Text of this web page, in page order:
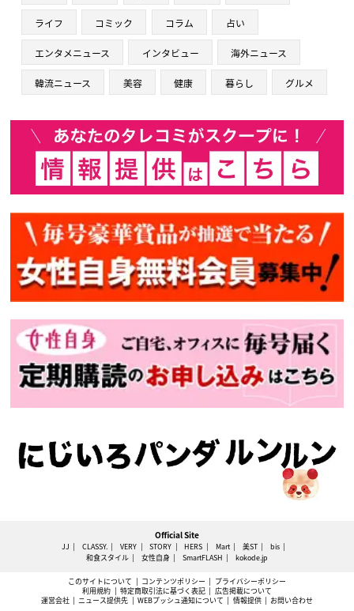
ライフ コミック コラム 占い
エンタメニュース インタビュー 海外ニュース
韓流ニュース 美容 健康 暮らし グルメ
Official Site
JJ CLASSY. VERY STORY HERS Mart 美ST
bis
和食スタイル
女性自身 SmartFLASH kokode.jp
このサイトについて コンテンツポリシー
プライバシーポリシー
利用規約
特定商取引法に基づく表記
広告掲載について
運営会社
ニュース提供先 WEBプッシュ通知について 情報提供 お問い合わせ